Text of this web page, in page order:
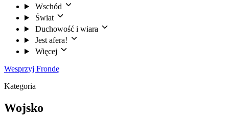
Wschód
Świat
Duchowość i wiara
Jest afera!
Więcej
Wesprzyj Frondę
Kategoria
Wojsko